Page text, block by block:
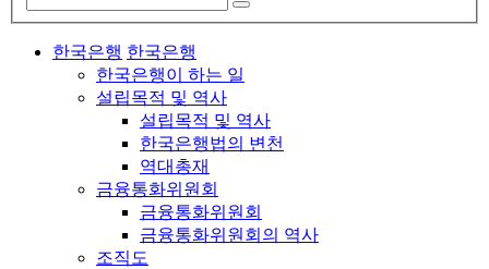
한국은행 한국은행
한국은행이 하는 일
설립목적 및 역사
설립목적 및 역사
한국은행법의 변천
역대총재
금융통화위원회
금융통화위원회
금융통화위원회의 역사
조직도